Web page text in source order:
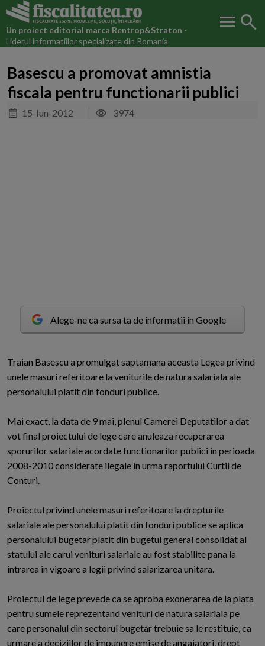
Un proiect editorial marca Rentrop&Straton -
Liderul informatiilor specializate din Romania
menu search
Basescu a promovat amnistia
fiscala pentru functionarii publici
15-Iun-2012 3974
Alege-ne ca sursa ta de informatii in Google
Traian Basescu a promulgat saptamana aceasta Legea privind
unele masuri referitoare la veniturile de natura salariala ale
personalului platit din fonduri publice.
Mai exact, la data de 9 mai, plenul Camerei Deputatilor a dat
vot final proiectului de lege care anuleaza recuperarea
sporurilor salariale acordate functionarilor publici in perioada
2008-2010 considerate ilegale in urma raportului Curtii de
Conturi.
Proiectul privind unele masuri referitoare la drepturile
salariale ale personalului platit din fonduri publice se aplica
personalului bugetar platit din bugetul general consolidat al
statului ale carui venituri salariale au fost stabilite pana la
intrarea in vigoare a legii privind salarizarea unitara.
Proiectul de lege prevede ca se aproba exonerarea de la plata
pentru sumele reprezentand venituri de natura salariala pe
care personalul din sectorul bugetar trebuie sa le restituie, ca
urmare a deciziilor de impunere emise de angajatori, drept